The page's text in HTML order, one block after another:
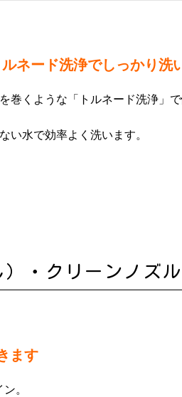
ルネード洗浄でしっかり洗
巻くような「トルネード洗浄」
い水で効率よく洗います。
・クリーンノズル
ます
。